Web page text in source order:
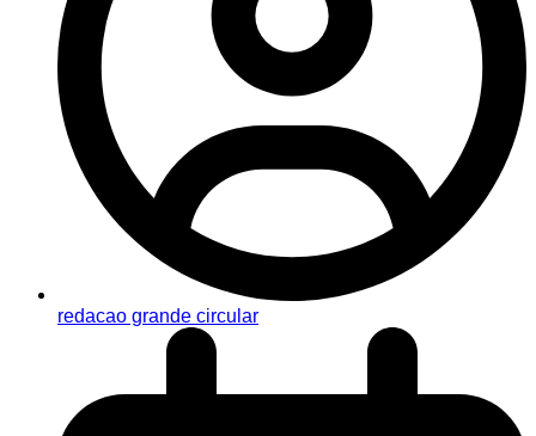
redacao grande circular